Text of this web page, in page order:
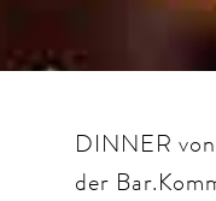
DINNER
der